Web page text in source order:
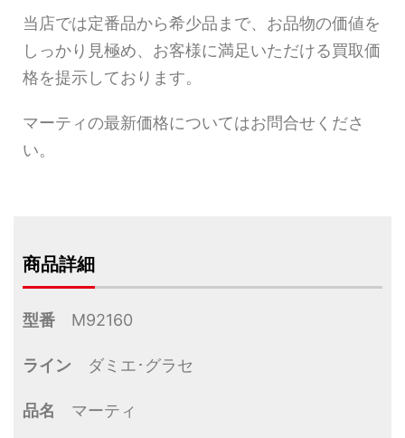
当店では定番品から希少品まで、お品物の価値を
しっかり見極め、お客様に満足いただける買取価
格を提示しております。
マーティの最新価格についてはお問合せくださ
い。
商品詳細
型番 M92160
ライン ダミエ･グラセ
品名 マーティ